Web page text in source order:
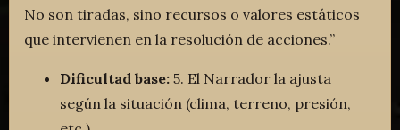
No son tiradas, sino recursos o valores estáticos
que intervienen en la resolución de acciones.”
Dificultad base: 5. El Narrador la ajusta
según la situación (clima, terreno, presión,